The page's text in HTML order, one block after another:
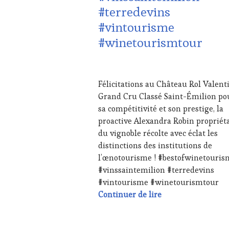
&
DÉGUSTATIONS,
WINE
TASTING,
MÉDIAS,
RADIO,
WEB,
OENOTOURISME,
PARTENAIRES
VIN
TOURISME
PRODUCTEURS
TERROIR,
RESTAURATEUR,
CHEF,
CUISINIER,
#terredevins
#vintourisme
#winetourismtour
2024
Félicitations au Château Rol
Grand Cru Classé Saint-Émilion
sa compétitivité et son prestige, la
proactive Alexandra Robin
du vignoble récolte avec éclat les
distinctions des institutions de
l’œnotourisme !
#vinssaintemilion #terredevins
#vintourisme #winetourismtour
Continuer de lireFélicitations au